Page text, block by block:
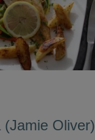
Oliver)